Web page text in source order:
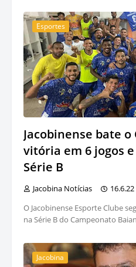
Esportes
Jacobinense bate o
vitória em 6 jogos
Série B
Jacobina Notícias
16.6.22
O Jacobinense Esporte Clube
na Série B do Campeonato
Jacobina